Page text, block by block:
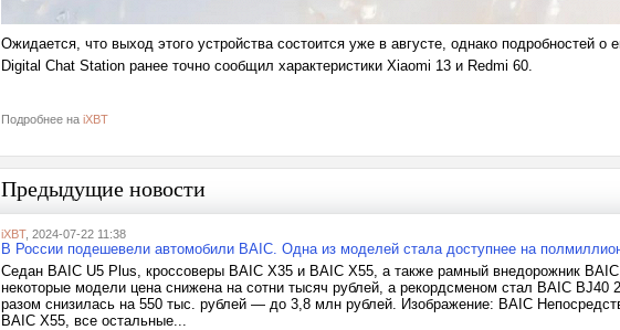
Ожидается, что выход этого устройства состоится уже в августе, однако подробностей о
Digital Chat Station ранее точно сообщил характеристики Xiaomi 13 и Redmi 60.
Подробнее на iXBT
Предыдущие новости
iXBT, 2024-07-22 11:38
В России подешевели автомобили BAIC. Одна из моделей стала доступнее на
Седан BAIC U5 Plus, кроссоверы BAIC X35 и BAIC X55, а также рамный внедорожник
некоторые модели цена снижена на сотни тысяч рублей, а рекордсменом стал BAIC BJ40
разом снизилась на 550 тыс. рублей — до 3,8 млн рублей. Изображение: BAIC
BAIC X55, все остальные...